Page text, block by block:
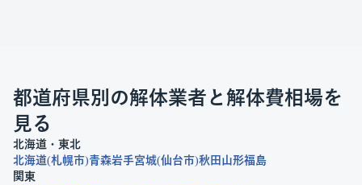
都道府県別の解体業者と解体費相場を
見る
北海道・東北
北海道 札幌市 青森岩手宮城 仙台市 秋田 山形福島
関東